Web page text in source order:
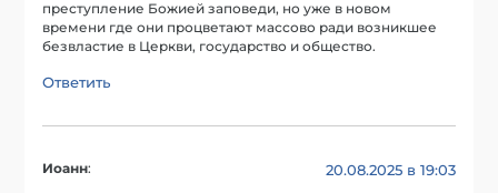
преступление Божией заповеди, но уже в новом
времени где они процветают массово ради возникшее
безвластие в Церкви, государство и общество.
Ответить
Иоанн: 20.08.2025 в 19:03